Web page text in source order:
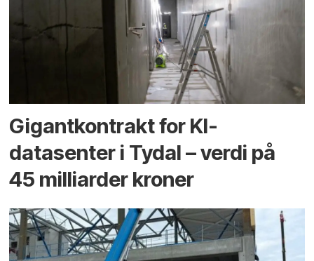
Gigantkontrakt for KI-
datasenter i Tydal – verdi på
45 milliarder kroner